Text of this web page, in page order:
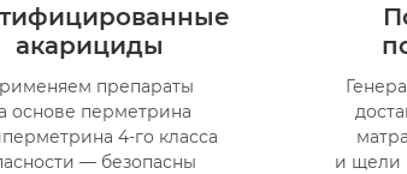
акарициды
препараты
основе перметрина
4-го класса
— безопасны
и щели